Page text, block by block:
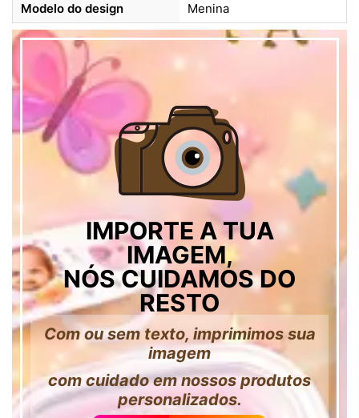
Modelo do design Menina
IMPORTE A TUA
IMAGEM,
NÓS CUIDAMOS DO
RESTO
Com ou sem texto, imprimimos sua
imagem
com cuidado em nossos produtos
personalizados.